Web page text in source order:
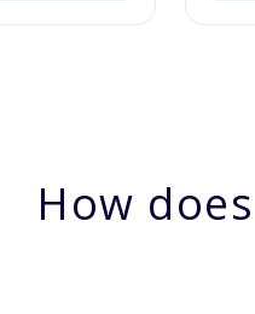
How